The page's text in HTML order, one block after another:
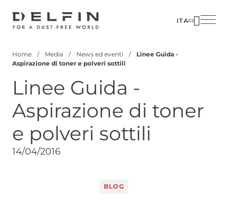
ITA
Briciole
pane
Home Media News ed eventi
Linee Guida -
Aspirazione di toner e polveri sottili
Linee Guida -
Aspirazione di toner
e polveri sottili
14/04/2016
BLOG